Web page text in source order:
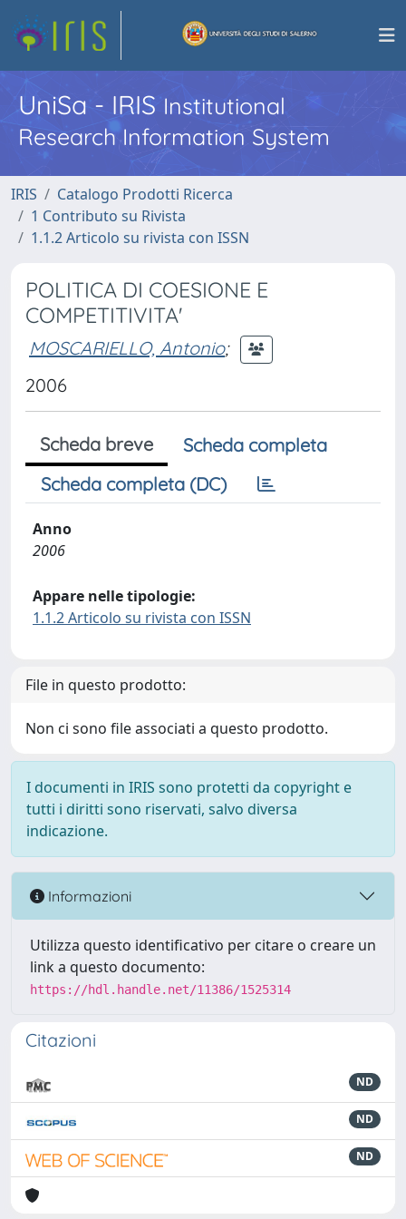
UniSa - IRISInstitutional
Research Information System
IRIS
Catalogo Prodotti Ricerca
1 Contributo su Rivista
1.1.2 Articolo su rivista con ISSN
POLITICA DI COESIONE E
COMPETITIVITA'
MOSCARIELLO, Antonio;
2006
Scheda breve
Scheda completa
Scheda completa (DC)
Anno
2006
Appare nelle tipologie:
1.1.2 Articolo su rivista con ISSN
File in questo prodotto:
Non ci sono file associati a questo prodotto.
I documenti in IRIS sono protetti da copyright e
tutti i diritti sono riservati, salvo diversa
indicazione.
Informazioni
Utilizza questo identificativo per citare o creare un
link a questo documento:
https://hdl.handle.net/11386/1525314
Citazioni
ND
ND
ND